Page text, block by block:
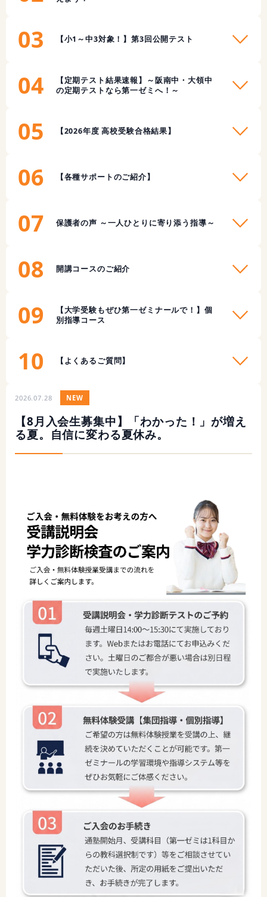
03 【小1～中3対象！】第3回公開テスト
04
【定期テスト結果速報】～阪南中・大領中
の定期テストなら第一ゼミへ！～
05 【2026年度 高校受験合格結果】
06 【各種サポートのご紹介】
07 保護者の声 ～一人ひとりに寄り添う指導～
08 開講コースのご紹介
09
【大学受験もぜひ第一ゼミナールで！】個
別指導コース
10 【よくあるご質問】
2026.07.28 NEW
【8月入会生募集中】「わかった！」が増え
る夏。自信に変わる夏休み。